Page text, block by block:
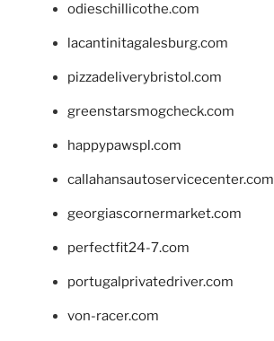
odieschillicothe.com
lacantinitagalesburg.com
pizzadeliverybristol.com
greenstarsmogcheck.com
happypawspl.com
callahansautoservicecenter.com
georgiascornermarket.com
perfectfit24-7.com
portugalprivatedriver.com
von-racer.com